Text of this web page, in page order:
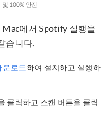
및 100% 안전
에서 Spotify 실행을
습니다.
운로드하여 설치하고 실행하
클릭하고 스캔 버튼을 클릭